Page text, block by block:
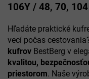
106Y / 48, 70,
Hľadáte praktické
vecí počas
kufrov BestBerg v
kvalitou,
priestorom. Naše